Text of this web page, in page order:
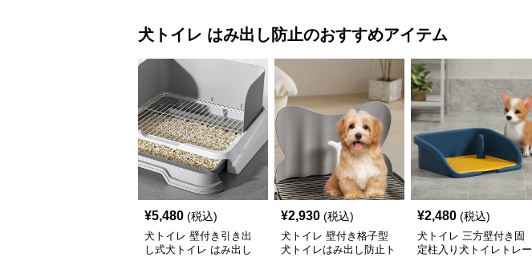
犬トイレ はみ出し防止のおすすめアイテム
¥5,480 (税込)
犬トイレ 壁付き引き出
し式犬トイレ はみ出し
¥2,930 (税込)
犬トイレ 壁付き格子型
犬トイレはみ出し防止ト
¥2,480 (税込)
犬トイレ 三方壁付き固
定柱入り犬トイレトレー